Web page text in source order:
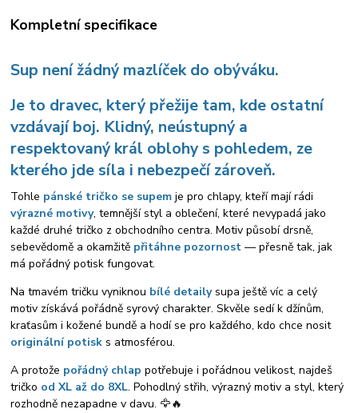
Kompletní specifikace
Sup není žádný mazlíček do obýváku.
Je to dravec, který přežije tam, kde ostatní
vzdávají boj. Klidný, neústupný a
respektovaný král oblohy s pohledem, ze
kterého jde síla i nebezpečí zároveň.
Tohle pánské tričko se supem je pro chlapy, kteří mají rádi
výrazné motivy, temnější styl a oblečení, které nevypadá jako
každé druhé tričko z obchodního centra. Motiv působí drsně,
sebevědomě a okamžitě přitáhne pozornost — přesně tak, jak
má pořádný potisk fungovat.
Na tmavém tričku vyniknou bílé detailysupa ještě víc a celý
motiv získává pořádně syrový charakter. Skvěle sedí k džínům,
kraťasům i kožené bundě a hodí se pro každého, kdo chce nosit
originální potisk s atmosférou.
A protože pořádný chlap potřebuje i pořádnou velikost, najdeš
tričko od XL až do 8XL. Pohodlný střih, výrazný motiv a styl, který
rozhodně nezapadne v davu. 🦅🔥